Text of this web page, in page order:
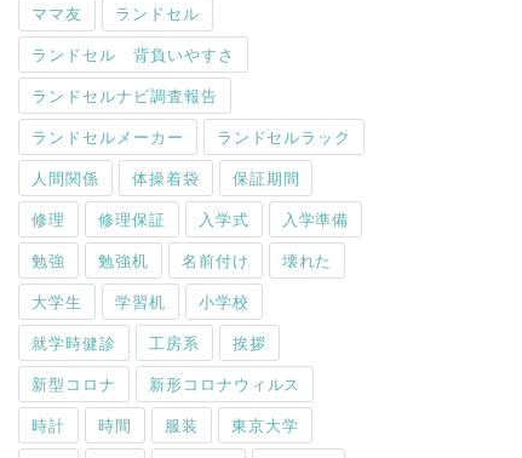
ママ友
ランドセル
ランドセル 背負いやすさ
ランドセルナビ調査報告
ランドセルメーカー
ランドセルラック
人間関係
体操着袋
保証期間
修理
修理保証 入学式
入学準備
勉強
勉強机 名前付け
壊れた
大学生
学習机
小学校
就学時健診
工房系
挨拶
新型コロナ
新形コロナウィルス
時計
時間 服装
東京大学